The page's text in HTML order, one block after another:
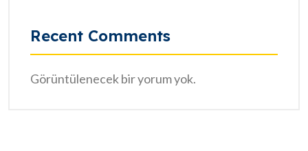
Recent Comments
Görüntülenecek bir yorum yok.